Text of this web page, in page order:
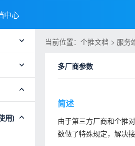
中心
用)
当前位置：个推文档 > 服
多厂商参数
简述
由于第三方厂商和个推
数做了特殊规定，解决